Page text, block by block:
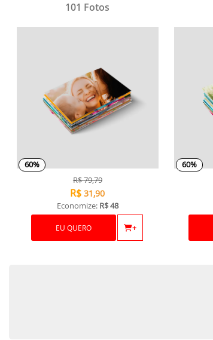
101 Fotos
60%
R$79,79
R$31,90
Economize: R$ 48
EU QUERO +
60%